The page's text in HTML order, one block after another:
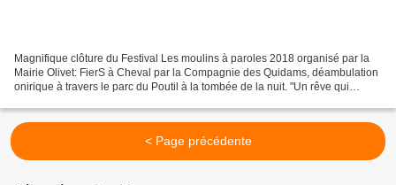
Magnifique clôture du Festival Les moulins à paroles 2018 organisé par la
Mairie Olivet: FierS à Cheval par la Compagnie des Quidams, déambulation
onirique à travers le parc du Poutil à la tombée de la nuit. "Un rêve qui
< Page précédente